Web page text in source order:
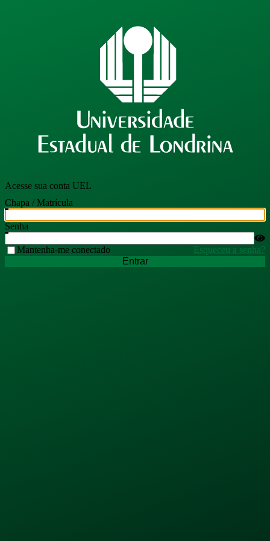
Acesse sua conta UEL
Chapa / Matrícula
Senha
Mantenha-me conectado
Esqueceu a senha?
Entrar